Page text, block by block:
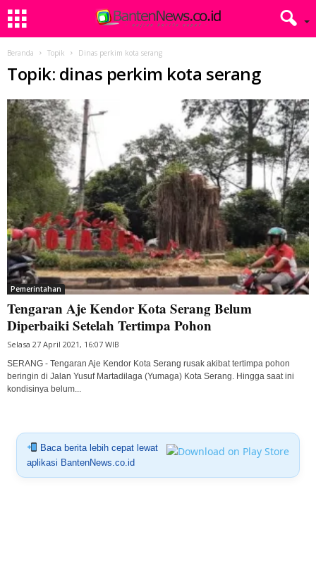
Beranda Topik Dinas perkim kota serang
Topik: dinas perkim kota serang
Pemerintahan
Tengaran Aje Kendor Kota Serang Belum
Diperbaiki Setelah Tertimpa Pohon
Selasa 27 April 2021, 16:07 WIB
SERANG - Tengaran Aje Kendor Kota Serang rusak akibat tertimpa pohon
beringin di Jalan Yusuf Martadilaga (Yumaga) Kota Serang. Hingga saat ini
kondisinya belum...
Baca berita lebih cepat lewat
aplikasi BantenNews.co.id